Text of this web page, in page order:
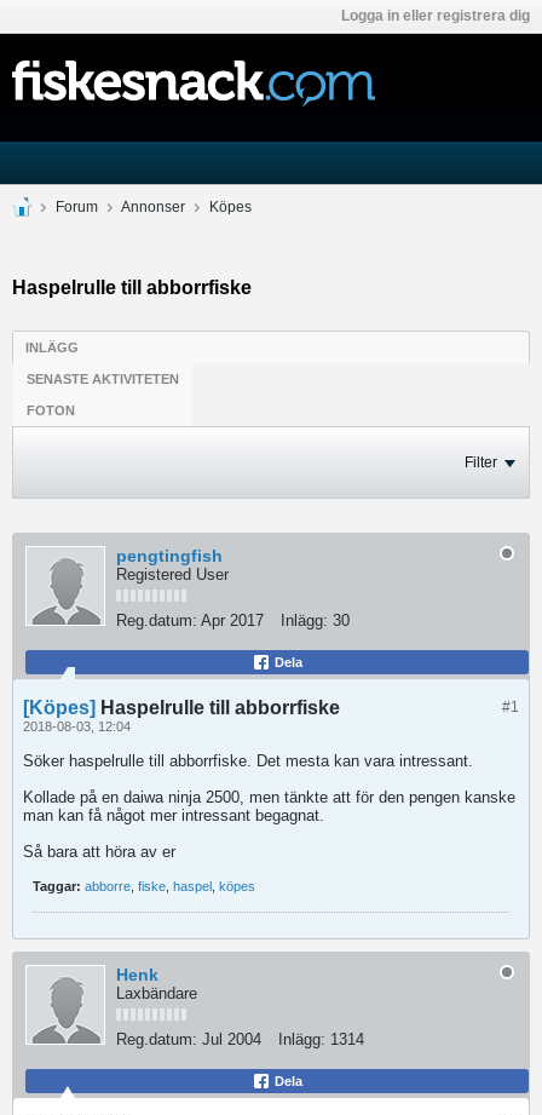
Logga in eller registrera dig
Forum Annonser Köpes
Haspelrulle till abborrfiske
INLÄGG
SENASTE AKTIVITETEN
FOTON
Filter
pengtingfish
Registered User
Reg.datum: Apr 2017 Inlägg: 30
Dela
#1
[Köpes] Haspelrulle till abborrfiske
2018-08-03, 12:04
Söker haspelrulle till abborrfiske. Det mesta kan vara intressant.
Kollade på en daiwa ninja 2500, men tänkte att för den pengen kanske
man kan få något mer intressant begagnat.
Så bara att höra av er
Taggar: abborre fiske haspel köpes
Henk
Laxbändare
Reg.datum: Jul 2004 Inlägg: 1314
Dela